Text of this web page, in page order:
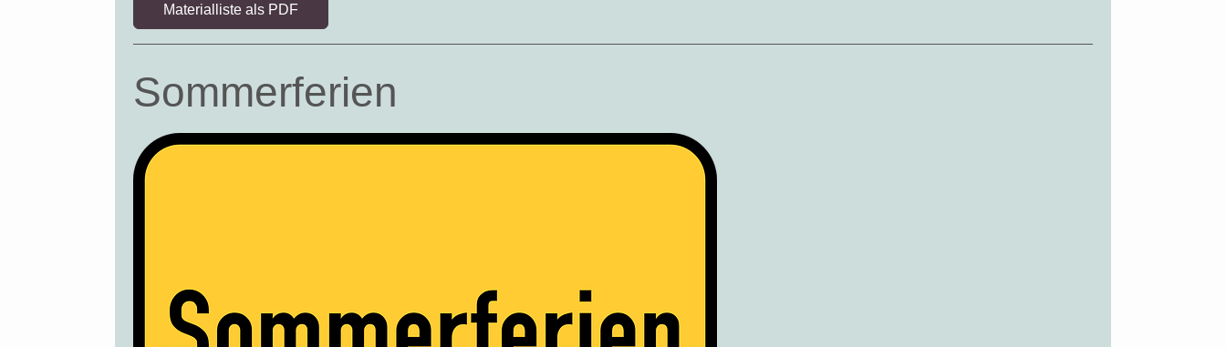
Materialliste als PDF
Sommerferien